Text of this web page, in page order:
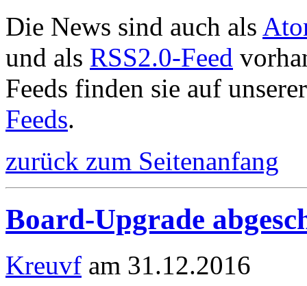
Die News sind auch als
und als RSS2.0-Feed
Feeds finden sie auf
Feeds.
zurück zum Seitenanfang
Board-Upgrade
Kreuvf am 31.12.2016